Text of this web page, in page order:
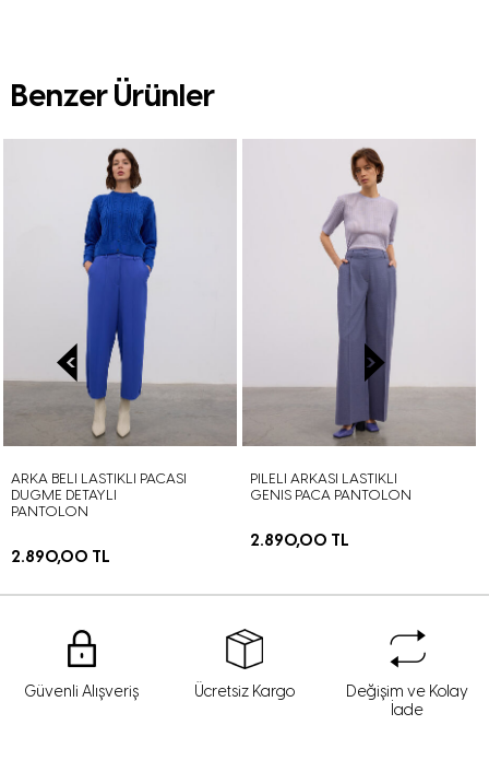
Benzer Ürünler
ARKA BELI LASTIKLI PACASI
DUGME DETAYLI
PANTOLON
2.890,00 TL
PILELI ARKASI LASTIKLI
GENIS PACA PANTOLON
2.890,00 TL
Güvenli Alışveriş Ücretsiz Kargo
Değişim ve Kolay
İade